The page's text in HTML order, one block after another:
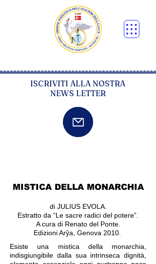
ISCRIVITI ALLA NOSTRA
NEWS LETTER
MISTICA DELLA MONARCHIA
di JULIUS EVOLA.
Estratto da “Le sacre radici del potere”.
A cura di Renato del Ponte.
Edizioni Arŷa, Genova 2010.
Esiste una mistica della monarchia,
indisgiungibile dalla sua intrinseca dignità,